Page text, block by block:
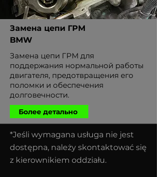
Замена цепи ГРМ
BMW
Замена цепи ГРМ для
поддержания нормальной работы
двигателя, предотвращения его
поломки и обеспечения
долговечности.
Более детально
*Jeśli wymagana usługa nie jest
dostępna, należy skontaktować się
z kierownikiem oddziału.